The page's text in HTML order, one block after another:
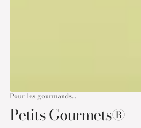
Pour les gourmands...
Petits Gourmets®